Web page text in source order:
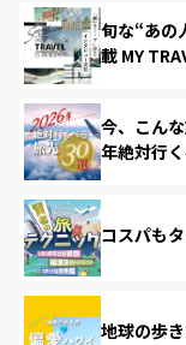
旬な“あの
載 MY
今、こん
年絶対行
コスパも
地球の歩